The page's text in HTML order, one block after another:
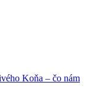
Koňa – čo nám